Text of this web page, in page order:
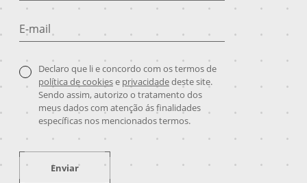
E-mail
Declaro que li e concordo com os termos de
política de cookiese privacidadedeste site.
Sendo assim, autorizo o tratamento dos
meus dados com atenção ás finalidades
específicas nos mencionados termos.
Enviar